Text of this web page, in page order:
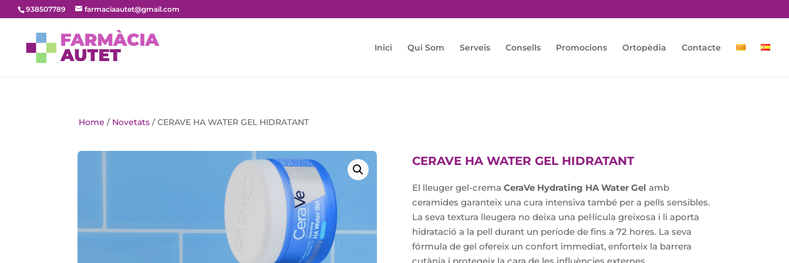
938507789 farmaciaautet@gmail.com
Inici Qui Som Serveis Consells Promocions Ortopèdia Contacte
Home / Novetats / CERAVE HA WATER GEL HIDRATANT
CERAVE HA WATER GEL HIDRATANT
El lleuger gel-crema CeraVe Hydrating HA Water Gel amb
ceramides garanteix una cura intensiva també per a pells sensibles.
La seva textura lleugera no deixa una pel·lícula greixosa i li aporta
hidratació a la pell durant un període de fins a 72 hores. La seva
fórmula de gel ofereix un confort immediat, enforteix la barrera